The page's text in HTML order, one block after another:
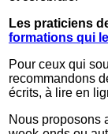
Les praticiens
formations qui
Pour ceux qui
recommandons
écrits, à lire en
Nous proposons